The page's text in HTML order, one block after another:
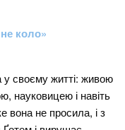
коло»
своєму житті: живою
науковицею і навіть
вона не просила, і з